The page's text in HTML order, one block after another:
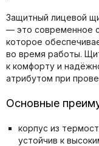
Защитный лицевой
— это современное
которое
во время работы.
к комфорту и
атрибутом при
Основные
корпус из
устойчив к